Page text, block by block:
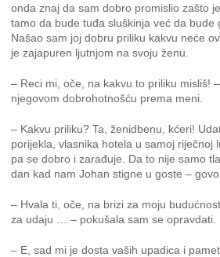
onda znaj da sam dobro promislio zašto
tamo da bude tuđa sluškinja već da bude
Našao sam joj dobru priliku kakvu neće
je zajapuren ljutnjom na svoju ženu.
– Reci mi, oče, na kakvu to priliku misliš!
njegovom dobrohotnošću prema meni.
– Kakvu priliku? Ta, ženidbenu, kćeri!
porijekla, vlasnika hotela u samoj riječnoj
pa se dobro i zarađuje. Da to nije samo
dan kad nam Johan stigne u goste –
– Hvala ti, oče, na brizi za moju
za udaju … – pokušala sam se opravdati.
– E, sad mi je dosta vaših upadica i